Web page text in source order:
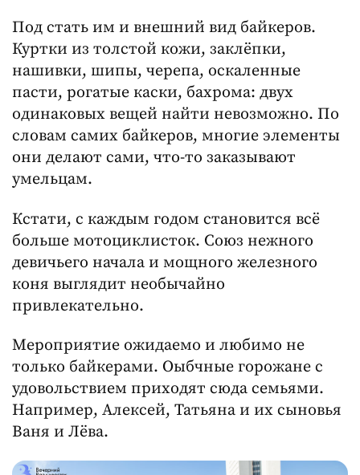
Под стать им и внешний вид байкеров.
Куртки из толстой кожи, заклёпки,
нашивки, шипы, черепа, оскаленные
пасти, рогатые каски, бахрома: двух
одинаковых вещей найти невозможно. По
словам самих байкеров, многие элементы
они делают сами, что-то заказывают
умельцам.
Кстати, с каждым годом становится всё
больше мотоциклисток. Союз нежного
девичьего начала и мощного железного
коня выглядит необычайно
привлекательно.
Мероприятие ожидаемо и любимо не
только байкерами. Оыбчные горожане с
удовольствием приходят сюда семьями.
Например, Алексей, Татьяна и их сыновья
Ваня и Лёва.